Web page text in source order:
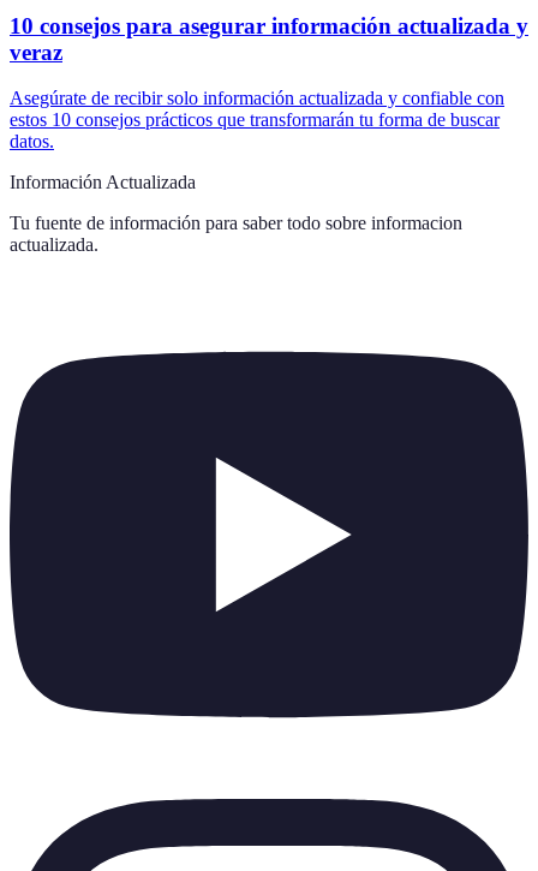
10 consejos para asegurar información actualizada y
veraz
Asegúrate de recibir solo información actualizada y confiable con
estos 10 consejos prácticos que transformarán tu forma de buscar
datos.
Información Actualizada
Tu fuente de información para saber todo sobre informacion
actualizada.